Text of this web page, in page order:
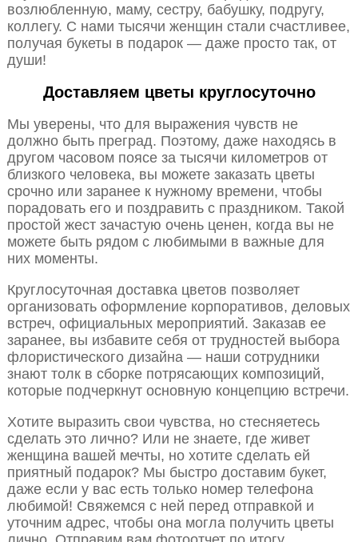
возлюбленную, маму, сестру, бабушку, подругу,
коллегу. С нами тысячи женщин стали счастливее,
получая букеты в подарок — даже просто так, от
души!
Доставляем цветы круглосуточно
Мы уверены, что для выражения чувств не
должно быть преград. Поэтому, даже находясь в
другом часовом поясе за тысячи километров от
близкого человека, вы можете заказать цветы
срочно или заранее к нужному времени, чтобы
порадовать его и поздравить с праздником. Такой
простой жест зачастую очень ценен, когда вы не
можете быть рядом с любимыми в важные для
них моменты.
Круглосуточная доставка цветов позволяет
организовать оформление корпоративов, деловых
встреч, официальных мероприятий. Заказав ее
заранее, вы избавите себя от трудностей выбора
флористического дизайна — наши сотрудники
знают толк в сборке потрясающих композиций,
которые подчеркнут основную концепцию встречи.
Хотите выразить свои чувства, но стесняетесь
сделать это лично? Или не знаете, где живет
женщина вашей мечты, но хотите сделать ей
приятный подарок? Мы быстро доставим букет,
даже если у вас есть только номер телефона
любимой! Свяжемся с ней перед отправкой и
уточним адрес, чтобы она могла получить цветы